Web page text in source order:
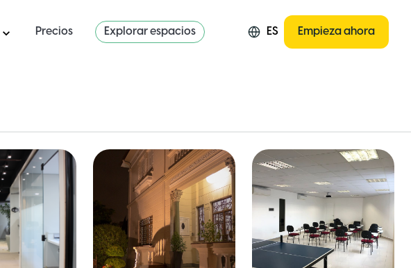
Precios Explorar espacios ES Empieza ahora